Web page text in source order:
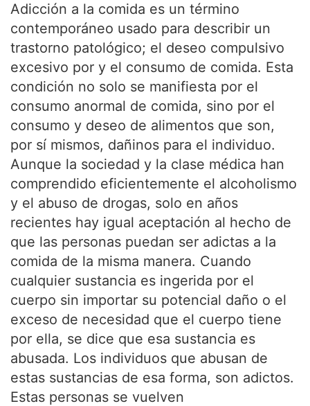
Adicción a la comida es un término
contemporáneo usado para describir un
trastorno patológico; el deseo compulsivo
excesivo por y el consumo de comida. Esta
condición no solo se manifiesta por el
consumo anormal de comida, sino por el
consumo y deseo de alimentos que son,
por sí mismos, dañinos para el individuo.
Aunque la sociedad y la clase médica han
comprendido eficientemente el alcoholismo
y el abuso de drogas, solo en años
recientes hay igual aceptación al hecho de
que las personas puedan ser adictas a la
comida de la misma manera. Cuando
cualquier sustancia es ingerida por el
cuerpo sin importar su potencial daño o el
exceso de necesidad que el cuerpo tiene
por ella, se dice que esa sustancia es
abusada. Los individuos que abusan de
estas sustancias de esa forma, son adictos.
Estas personas se vuelven